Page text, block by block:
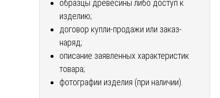
образцы древесины либо доступ к
изделию;
договор купли-продажи или заказ-
наряд;
описание заявленных характеристик
товара;
фотографии изделия (при наличии).